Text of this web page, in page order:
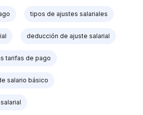
tipos de ajustes salariales
deducción de ajuste salarial
tarifas de pago
salario básico